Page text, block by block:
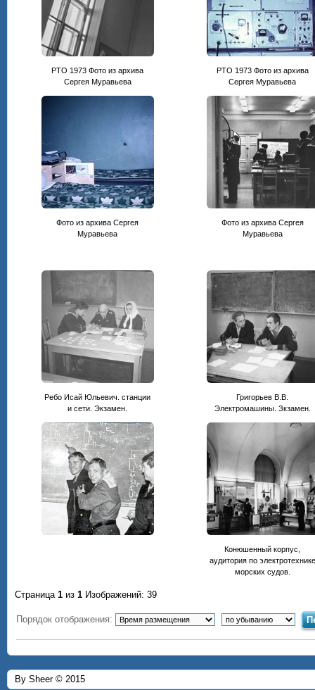
PTO 1973 Фото из архива
Сергея Муравьева
PTO 1973 Фото из архива
Сергея Муравьева
Фото из архива Сергея
Муравьева
Фото из архива Сергея
Муравьева
Ребо Исай Юльевич. станции
и сети. Экзамен.
Григорьев В.В.
Электромашины. Зкзамен.
Конюшенный корпус,
аудитория по электротехнике
морских судов.
Страница 1 из 1 Изображений: 39
Порядок отображения:
By Sheer © 2015